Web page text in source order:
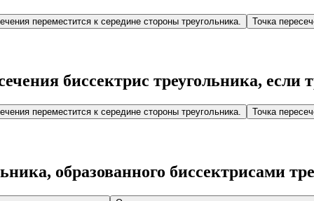
переместится к середине стороны треугольника. Точка
биссектрис треугольника, если
переместится к середине стороны треугольника. Точка
образованного биссектрисами